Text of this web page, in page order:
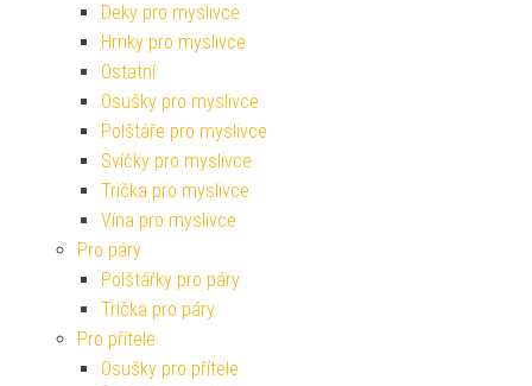
Deky pro myslivce
Hrnky pro myslivce
Ostatní
Osušky pro myslivce
Polštáře pro myslivce
Svíčky pro myslivce
Trička pro myslivce
Vína pro myslivce
Pro páry
Polštářky pro páry
Trička pro páry
Pro přítele
Osušky pro přítele